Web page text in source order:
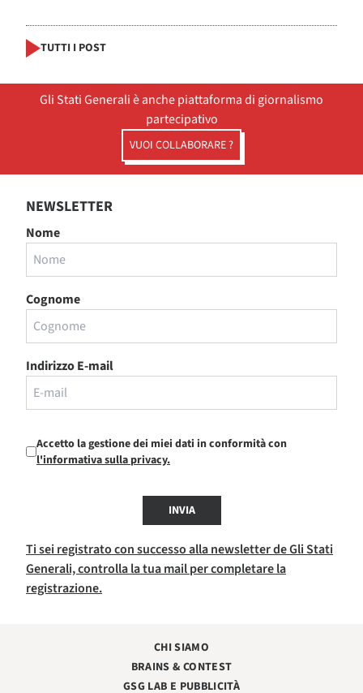
TUTTI I POST
Gli Stati Generali è anche piattaforma di giornalismo
partecipativo
VUOI COLLABORARE ?
NEWSLETTER
Nome
Cognome
Indirizzo E-mail
Accetto la gestione dei miei dati in conformità con
l'informativa sulla privacy.
INVIA
Ti sei registrato con successo alla newsletter de Gli Stati
Generali, controlla la tua mail per completare la
registrazione.
CHI SIAMO
BRAINS & CONTEST
GSG LAB E PUBBLICITÀ